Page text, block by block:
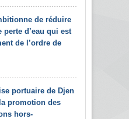
de réduire
perte d’eau qui est
de l’ordre de
portuaire de Djen
promotion des
hors-